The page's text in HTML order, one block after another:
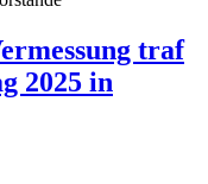
traf
2025 in